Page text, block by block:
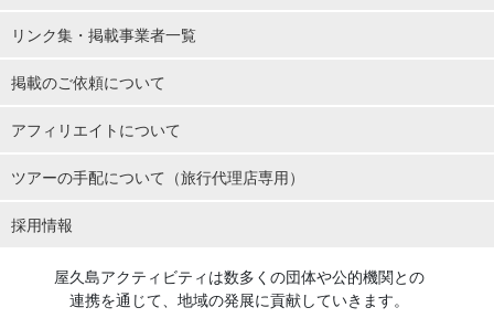
リンク集・掲載事業者一覧
掲載のご依頼について
アフィリエイトについて
ツアーの手配について（旅行代理店専用）
採用情報
屋久島アクティビティは数多くの団体や公的機関との
連携を通じて、地域の発展に貢献していきます。